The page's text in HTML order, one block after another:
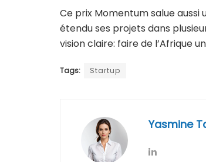
Ce prix Momentum salue aussi
étendu ses projets dans
vision claire: faire de l’Afrique
Tags: Startup
Yasmine